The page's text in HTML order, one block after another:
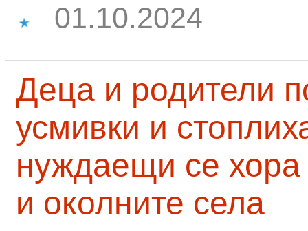
01.10.2024
Деца и родители
усмивки и
нуждаещи се
и околните села